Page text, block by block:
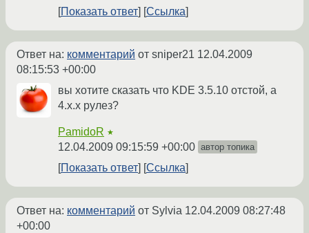
Показать ответ
Ссылка
Ответ на: комментарий от sniper21 12.04.2009
08:15:53 +00:00
вы хотите сказать что KDE 3.5.10 отстой, а
4.х.х рулез?
PamidoR ★
12.04.2009 09:15:59 +00:00 автор топика
Показать ответ Ссылка
Ответ на: комментарий от Sylvia 12.04.2009 08:27:48
+00:00